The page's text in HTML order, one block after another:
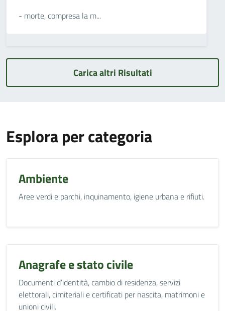
- morte, compresa la m...
Carica altri Risultati
Esplora per categoria
Ambiente
Aree verdi e parchi, inquinamento, igiene urbana e rifiuti.
Anagrafe e stato civile
Documenti d’identità, cambio di residenza, servizi
elettorali, cimiteriali e certificati per nascita, matrimoni e
unioni civili.